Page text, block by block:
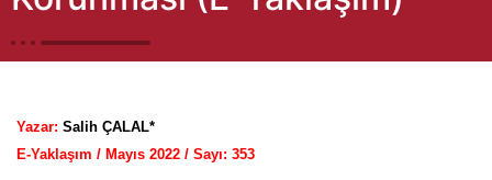
Yazar: Salih ÇALAL*
E-Yaklaşım / Mayıs 2022 / Sayı: 353